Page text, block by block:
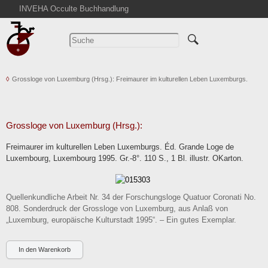
INVEHA Occulte Buchhandlung
Startseite
Detailsuche
Warenkorb
Kontakt
Datenschutz
Impressum
Grossloge von Luxemburg (Hrsg.): Freimaurer im kulturellen Leben Luxemburgs.
Grossloge von Luxemburg (Hrsg.):
Freimaurer im kulturellen Leben Luxemburgs. Éd. Grande Loge de
Luxembourg, Luxembourg 1995. Gr.-8°. 110 S., 1 Bl. illustr. OKarton.
Quellenkundliche Arbeit Nr. 34 der Forschungsloge Quatuor Coronati No.
808. Sonderdruck der Grossloge von Luxemburg, aus Anlaß von
„Luxemburg, europäische Kulturstadt 1995“. – Ein gutes Exemplar.